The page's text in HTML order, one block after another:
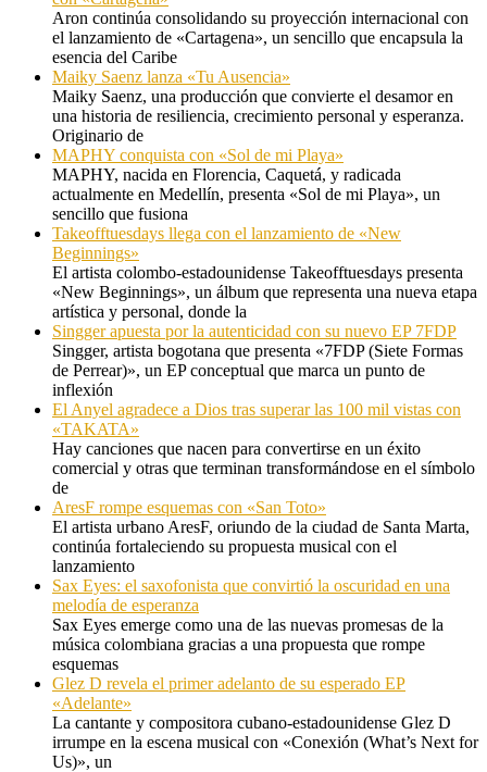
Aron continúa consolidando su proyección internacional con
el lanzamiento de «Cartagena», un sencillo que encapsula la
esencia del Caribe
Maiky Saenz lanza «Tu Ausencia»
Maiky Saenz, una producción que convierte el desamor en
una historia de resiliencia, crecimiento personal y esperanza.
Originario de
MAPHY conquista con «Sol de mi Playa»
MAPHY, nacida en Florencia, Caquetá, y radicada
actualmente en Medellín, presenta «Sol de mi Playa», un
sencillo que fusiona
Takeofftuesdays llega con el lanzamiento de «New
Beginnings»
El artista colombo-estadounidense Takeofftuesdays presenta
«New Beginnings», un álbum que representa una nueva etapa
artística y personal, donde la
Singger apuesta por la autenticidad con su nuevo EP 7FDP
Singger, artista bogotana que presenta «7FDP (Siete Formas
de Perrear)», un EP conceptual que marca un punto de
inflexión
El Anyel agradece a Dios tras superar las 100 mil vistas con
«TAKATA»
Hay canciones que nacen para convertirse en un éxito
comercial y otras que terminan transformándose en el símbolo
de
AresF rompe esquemas con «San Toto»
El artista urbano AresF, oriundo de la ciudad de Santa Marta,
continúa fortaleciendo su propuesta musical con el
lanzamiento
Sax Eyes: el saxofonista que convirtió la oscuridad en una
melodía de esperanza
Sax Eyes emerge como una de las nuevas promesas de la
música colombiana gracias a una propuesta que rompe
esquemas
Glez D revela el primer adelanto de su esperado EP
«Adelante»
La cantante y compositora cubano-estadounidense Glez D
irrumpe en la escena musical con «Conexión (What’s Next for
Us)», un